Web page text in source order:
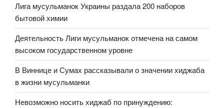
Лига мусульманок Украины раздала 200 наборов
бытовой химии
Деятельность Лиги мусульманок отмечена на самом
высоком государственном уровне
В Виннице и Сумах рассказывали о значении хиджаба
в жизни мусульманки
Невозможно носить хиджаб по принуждению: